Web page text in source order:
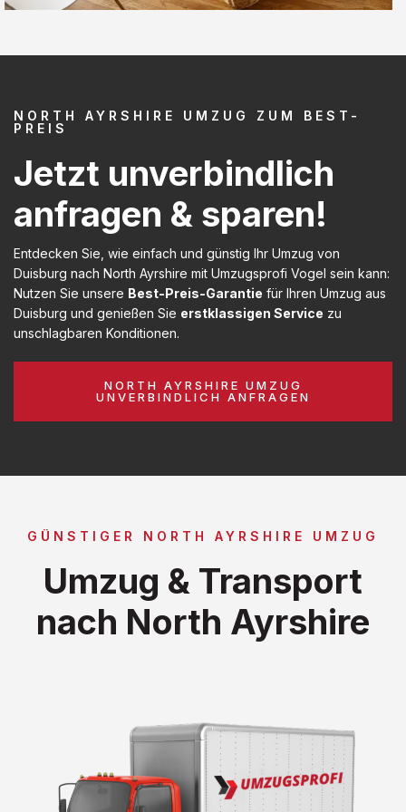
NORTH AYRSHIRE UMZUG ZUM BEST-
PREIS
Jetzt unverbindlich
anfragen & sparen!
Entdecken Sie, wie einfach und günstig Ihr Umzug von
Duisburg nach North Ayrshire mit Umzugsprofi Vogel sein kann:
Nutzen Sie unsere Best-Preis-Garantie für Ihren Umzug aus
Duisburg und genießen Sie erstklassigen Service zu
unschlagbaren Konditionen.
NORTH AYRSHIRE UMZUG
UNVERBINDLICH ANFRAGEN
GÜNSTIGER NORTH AYRSHIRE UMZUG
Umzug & Transport
nach North Ayrshire